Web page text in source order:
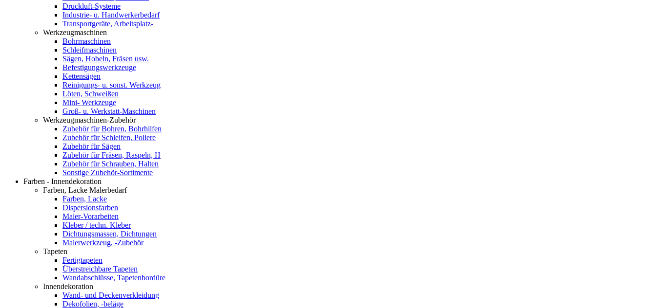
Druckluft-Systeme
Industrie- u. Handwerkerbedarf
Transportgeräte, Arbeitsplatz-
Werkzeugmaschinen
Bohrmaschinen
Schleifmaschinen
Sägen, Hobeln, Fräsen usw.
Befestigungswerkzeuge
Kettensägen
Reinigungs- u. sonst. Werkzeug
Löten, Schweißen
Mini- Werkzeuge
Groß- u. Werkstatt-Maschinen
Werkzeugmaschinen-Zubehör
Zubehör für Bohren, Bohrhilfen
Zubehör für Schleifen, Poliere
Zubehör für Sägen
Zubehör für Fräsen, Raspeln, H
Zubehör für Schrauben, Halten
Sonstige Zubehör-Sortimente
Farben - Innendekoration
Farben, Lacke Malerbedarf
Farben, Lacke
Dispersionsfarben
Maler-Vorarbeiten
Kleber / techn. Kleber
Dichtungsmassen, Dichtungen
Malerwerkzeug, -Zubehör
Tapeten
Fertigtapeten
Überstreichbare Tapeten
Wandabschlüsse, Tapetenbordüre
Innendekoration
Wand- und Deckenverkleidung
Dekofolien, -beläge